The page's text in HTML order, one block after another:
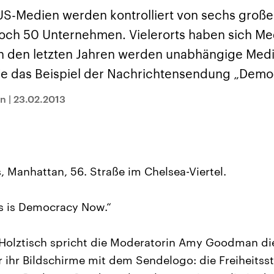
und
gehören die
Staaten zu
der Erde, mit
Einfluss auf das
Weltgeschehen.
Der Überfall der
palästinensischen
Terrororganisation
Hamas im Oktober 2023
auf Israel hat in der
Region wieder die
Gewalt entfacht. Israel
möchte die Hamas
Der Iran – seit der
Islamischen
1979 auch
Republik Iran – ist
von einem
Religionsführer
regierter Staat im
Osten. Eine
Medien werden kontrolliert von sechs
50 Unternehmen. Vielerorts haben sich
den letzten Jahren werden unabhängige
das Beispiel der Nachrichtensendung
| 23.02.2013
Manhattan, 56. Straße im Chelsea-Viertel.
is Democracy Now.“
spricht die Moderatorin Amy Goodman
ihr Bildschirme mit dem Sendelogo: die